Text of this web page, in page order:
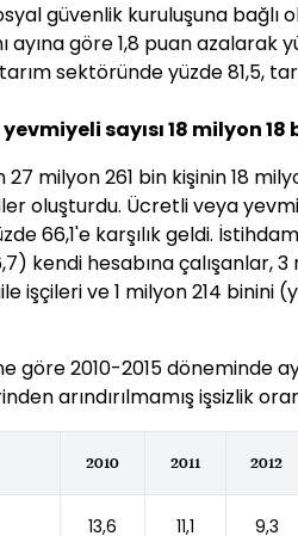
güvenlik kuruluşuna bağlı
ayına göre 1,8 puan azalarak
sektöründe yüzde 81,5,
sayısı 18 milyon 18
milyon 261 bin kişinin 18
oluşturdu. Ücretli veya
66,1'e karşılık geldi.
kendi hesabına çalışanlar,
işçileri ve 1 milyon 214 binini
göre 2010-2015 döneminde
arındırılmamış işsizlik
2010 2011 2012
13,6 11,1 9,3